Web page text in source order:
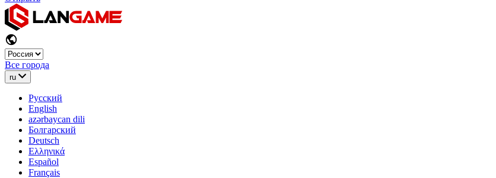
Все города
ru
Русский
English
azərbaycan dili
Болгарский
Deutsch
Ελληνικά
Español
Français